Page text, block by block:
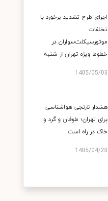
اجرای طرح تشدید برخورد با
تخلفات
موتورسیکلت‌سواران در
خطوط ویژه تهران از شنبه
1405/05/03
هشدار نارنجی هواشناسی
برای تهران؛ طوفان و گرد و
خاک در راه است
1405/04/28